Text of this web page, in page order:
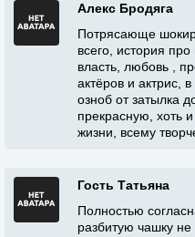
Алекс Бродяга
Потрясающе
всего, история про
власть, любовь ,
актёров и актрис,
озноб от затылка
прекрасную, хоть
жизни, всему
Гость Татьяна
Полностью
разбитую чашку не